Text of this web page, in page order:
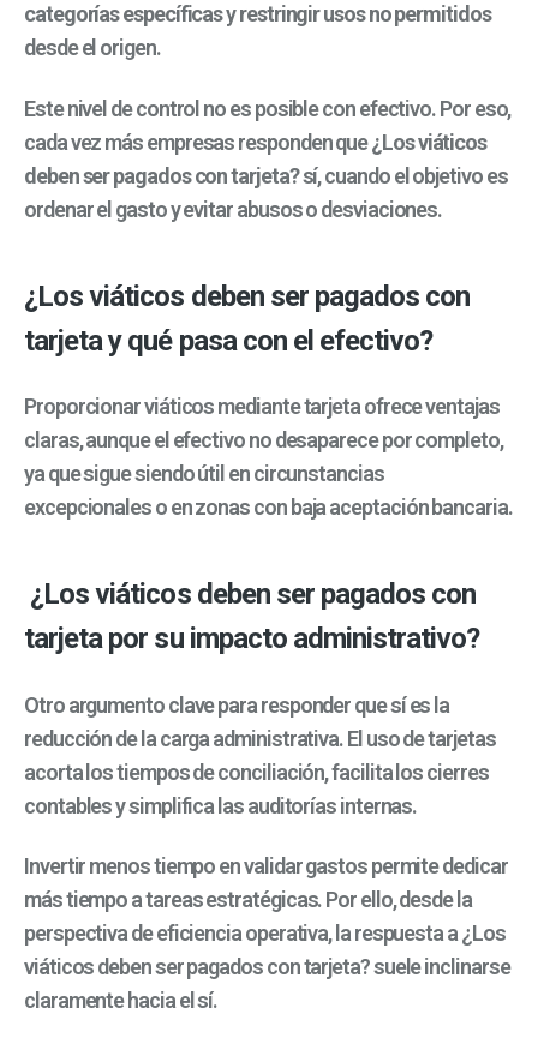
categorías específicasyrestringir usos no permitidos
desde el origen.
Este nivel de control no es posible con efectivo. Por eso,
cada vez más empresas responden que¿Los viáticos
deben ser pagados con tarjeta?sí, cuando el objetivo es
ordenar el gasto y evitar abusos o desviaciones.
¿Los viáticos deben ser pagados con
tarjeta y qué pasa con el efectivo?
Proporcionar viáticos mediante tarjeta ofrece ventajas
claras, aunque el efectivo no desaparece por completo,
ya que sigue siendo útil en circunstancias
excepcionales o en zonas con baja aceptación bancaria.
¿Los viáticos deben ser pagados con
tarjeta por su impacto administrativo?
Otro argumento clave para responder que sí es la
reducción de la carga administrativa. El uso de tarjetas
acorta los tiempos de conciliación, facilita los cierres
contables y simplifica las auditorías internas.
Invertir menos tiempo en validar gastos permite dedicar
más tiempo a tareas estratégicas. Por ello, desde la
perspectiva de eficiencia operativa, la respuesta a ¿Los
viáticos deben ser pagados con tarjeta? suele inclinarse
claramente hacia el sí.